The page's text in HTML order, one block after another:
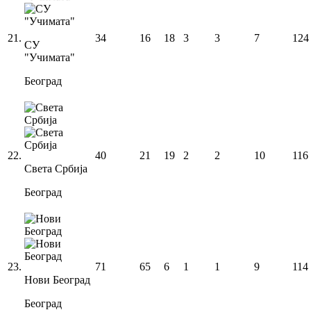
21 .
СУ
"Учимата"
Београд
34 16 18 3 3 7 124
22.
Света Србија
Београд
40 21 19 2 2 10 116
23.
Нови Београд
Београд
71 65 6 1 1 9 114